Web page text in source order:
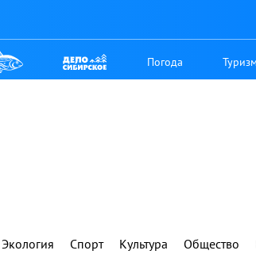
Погода Туризм
Экология Спорт Культура Общество